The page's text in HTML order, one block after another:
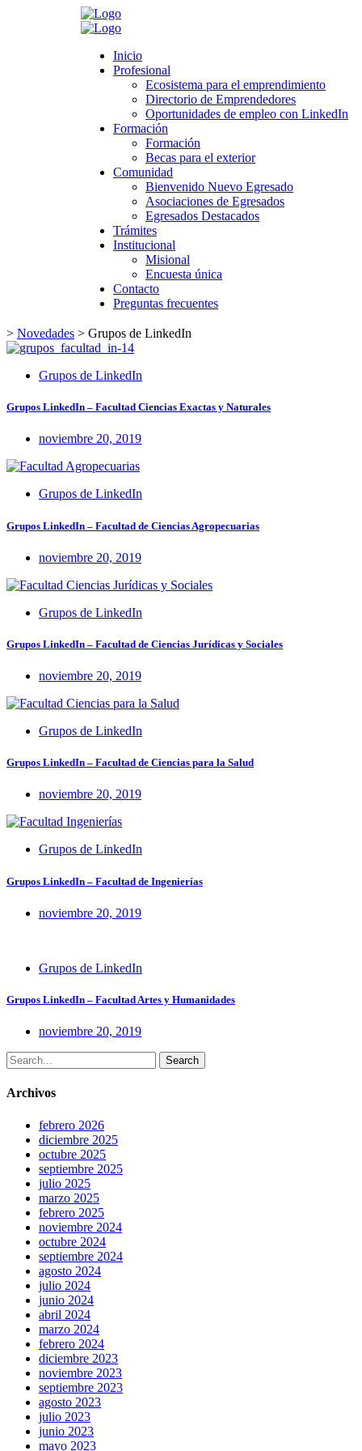
Inicio
Profesional
Ecosistema para el emprendimiento
Directorio de Emprendedores
Oportunidades de empleo con LinkedIn
Formación
Formación
Becas para el exterior
Comunidad
Bienvenido Nuevo Egresado
Asociaciones de Egresados
Egresados Destacados
Trámites
Institucional
Misional
Encuesta única
Contacto
Preguntas frecuentes
Ecosistema para el emprendimiento
Directorio de Emprendedores
Oportunidades de empleo con LinkedIn
Becas para el exterior
Bienvenido Nuevo Egresado
Asociaciones de Egresados
Egresados Destacados
Institucional
Encuesta única
Preguntas frecuentes
> Novedades > Grupos de LinkedIn
Grupos de LinkedIn
Grupos LinkedIn – Facultad Ciencias Exactas y Naturales
noviembre 20, 2019
Grupos de LinkedIn
Grupos LinkedIn – Facultad de Ciencias Agropecuarias
noviembre 20, 2019
Grupos de LinkedIn
Grupos LinkedIn – Facultad de Ciencias Jurídicas y Sociales
noviembre 20, 2019
Grupos de LinkedIn
Grupos LinkedIn – Facultad de Ciencias para la Salud
noviembre 20, 2019
Grupos de LinkedIn
Grupos LinkedIn – Facultad de Ingenierías
noviembre 20, 2019
Grupos de LinkedIn
Grupos LinkedIn – Facultad Artes y Humanidades
noviembre 20, 2019
Search
Archivos
febrero 2026
diciembre 2025
octubre 2025
septiembre 2025
julio 2025
marzo 2025
febrero 2025
noviembre 2024
octubre 2024
septiembre 2024
agosto 2024
julio 2024
junio 2024
abril 2024
marzo 2024
febrero 2024
diciembre 2023
noviembre 2023
septiembre 2023
agosto 2023
julio 2023
junio 2023
mayo 2023